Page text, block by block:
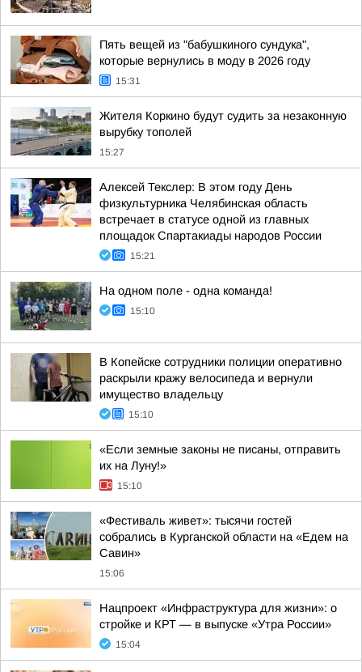
Пять вещей из "бабушкиного сундука",
которые вернулись в моду в 2026 году
15:31
Жителя Коркино будут судить за незаконную
вырубку тополей
15:27
Алексей Текслер: В этом году День
физкультурника Челябинская область
встречает в статусе одной из главных
площадок Спартакиады народов России
15:21
На одном поле - одна команда!
15:10
В Копейске сотрудники полиции оперативно
раскрыли кражу велосипеда и вернули
имущество владельцу
15:10
«Если земные законы не писаны, отправить
их на Луну!»
15:10
«Фестиваль живет»: тысячи гостей
собрались в Курганской области на «Едем на
Савин»
15:06
Нацпроект «Инфраструктура для жизни»: о
стройке и КРТ — в выпуске «Утра России»
15:04